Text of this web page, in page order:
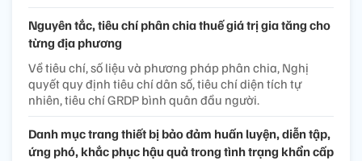
Nguyên tắc, tiêu chí phân chia thuế giá trị gia tăng cho
từng địa phương
Về tiêu chí, số liệu và phương pháp phân chia, Nghị
quyết quy định tiêu chí dân số, tiêu chí diện tích tự
nhiên, tiêu chí GRDP bình quân đầu người.
Danh mục trang thiết bị bảo đảm huấn luyện, diễn tập,
ứng phó, khắc phục hậu quả trong tình trạng khẩn cấp